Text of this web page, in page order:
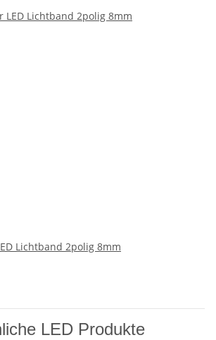
Lichtband 2polig 8mm
LED Produkte